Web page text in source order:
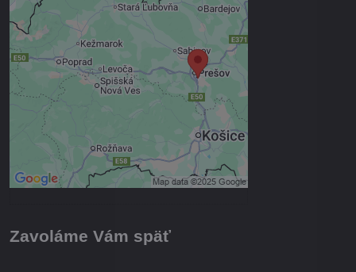
Voľbami súkromia
Prajete si načítať externý obsah?
Povoliť tentokrát
Povoliť a zapamätať - súhlas s
druhom cookie: Funkčné
Otvoriť obsah v novom okne
Zavoláme Vám späť